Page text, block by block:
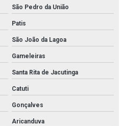
São Pedro da União
Patis
São João da Lagoa
Gameleiras
Santa Rita de Jacutinga
Catuti
Gonçalves
Aricanduva